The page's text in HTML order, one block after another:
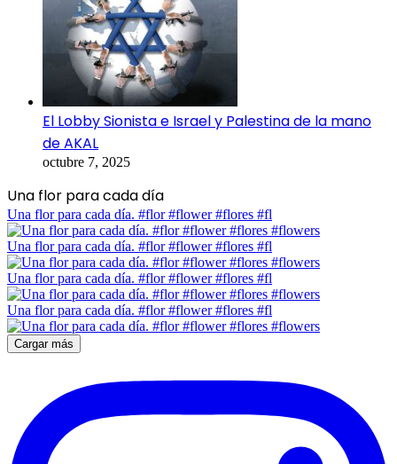
El Lobby Sionista e Israel y Palestina de la mano
de AKAL
octubre 7, 2025
Una flor para cada día
Una flor para cada día. #flor #flower #flores #fl
Una flor para cada día. #flor #flower #flores #fl
Una flor para cada día. #flor #flower #flores #fl
Una flor para cada día. #flor #flower #flores #fl
Cargar más